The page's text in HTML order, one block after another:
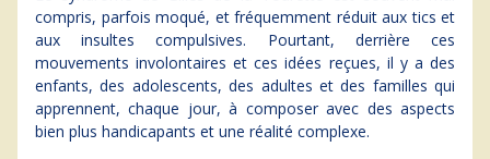
compris, parfois moqué, et fréquemment réduit aux tics et
aux insultes compulsives. Pourtant, derrière ces
mouvements involontaires et ces idées reçues, il y a des
enfants, des adolescents, des adultes et des familles qui
apprennent, chaque jour, à composer avec des aspects
bien plus handicapants et une réalité complexe.